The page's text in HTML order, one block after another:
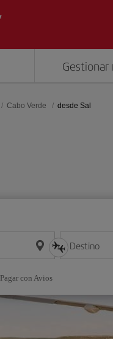
Gestionar
Cabo Verde desde Sal
Destino
Pagar con Avios